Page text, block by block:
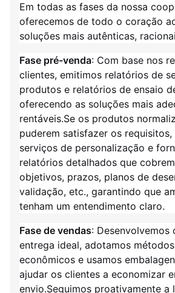
Em todas as fases da nossa
oferecemos de todo o coração
soluções mais autênticas,
Fase pré-venda: Com base nos
clientes, emitimos relatórios de
produtos e relatórios de ensaio
oferecendo as soluções mais
rentáveis.Se os produtos
puderem satisfazer os
serviços de personalização e
relatórios detalhados que
objetivos, prazos, planos de
validação, etc., garantindo que
tenham um entendimento claro.
Fase de vendas: Desenvolvemos
entrega ideal, adotamos
econômicos e usamos
ajudar os clientes a economizar
envio.Seguimos proativamente a